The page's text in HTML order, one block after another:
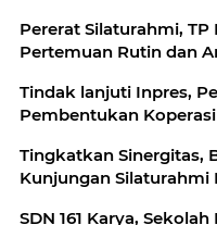
Pererat Silaturahmi, TP
Pertemuan Rutin dan
Tindak lanjuti Inpres,
Pembentukan
Tingkatkan Sinergitas,
Kunjungan Silaturahmi
SDN 161 Karya,